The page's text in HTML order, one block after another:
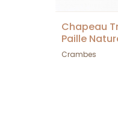
Chapeau
Paille
Crambes